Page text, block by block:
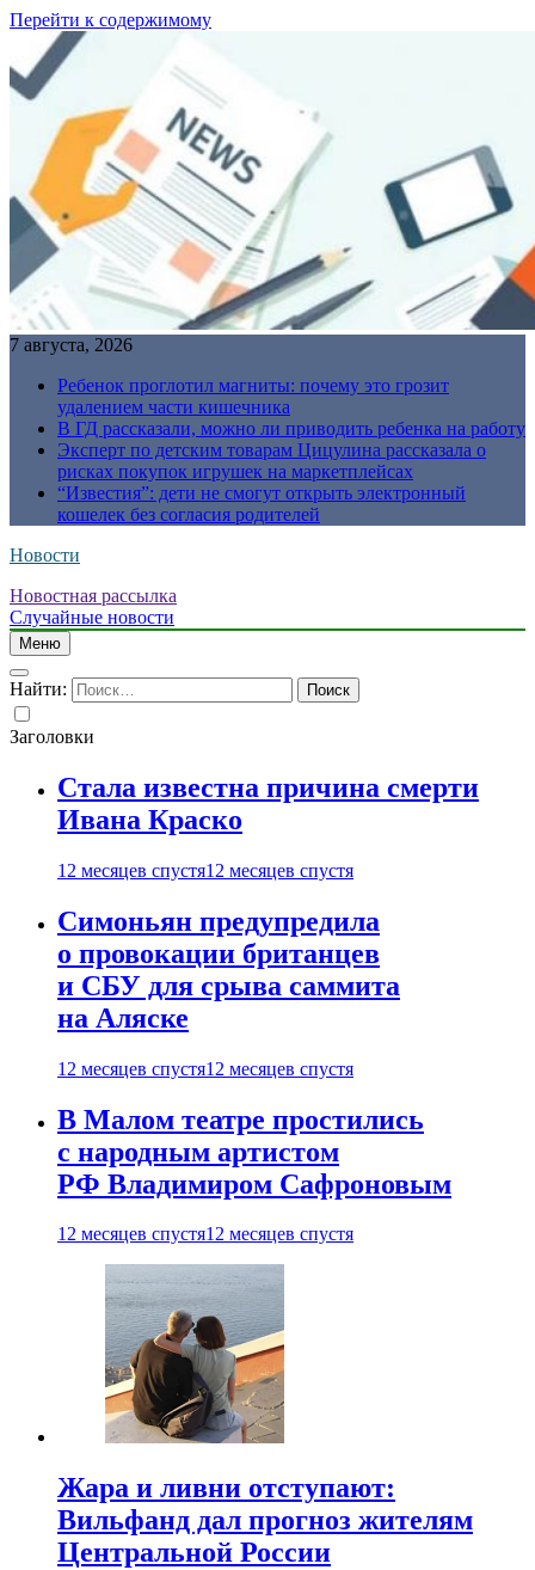
Перейти к содержимому
7 августа, 2026
Ребенок проглотил магниты: почему это грозит
удалением части кишечника
В ГД рассказали, можно ли приводить ребенка на работу
Эксперт по детским товарам Цицулина рассказала о
рисках покупок игрушек на маркетплейсах
“Известия”: дети не смогут открыть электронный
кошелек без согласия родителей
Новости
Новостная рассылка
Случайные новости
Меню
Найти:
Заголовки
Стала известна причина смерти
Ивана Краско
12 месяцев спустя12 месяцев спустя
Симоньян предупредила
о провокации британцев
и СБУ для срыва саммита
на Аляске
12 месяцев спустя12 месяцев спустя
В Малом театре простились
с народным артистом
РФ Владимиром Сафроновым
12 месяцев спустя12 месяцев спустя
Жара и ливни отступают:
Вильфанд дал прогноз жителям
Центральной России